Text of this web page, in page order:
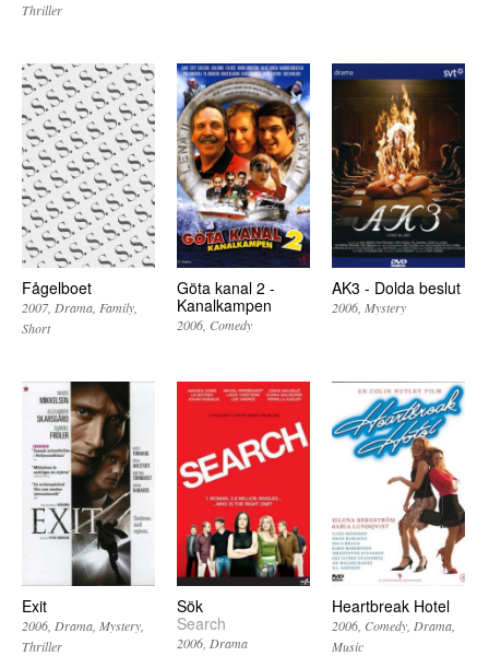
Thriller
Fågelboet
2007 Drama Family
Short
Göta kanal 2 -
Kanalkampen
2006 Comedy
AK3 - Dolda beslut
2006 Mystery
Exit
2006 Drama Mystery
Thriller
Sök
Search
2006 Drama
Heartbreak Hotel
2006 Comedy Drama
Music